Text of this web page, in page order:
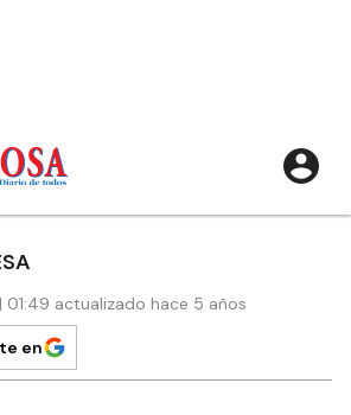
01:49 actualizado hace 5 años
en